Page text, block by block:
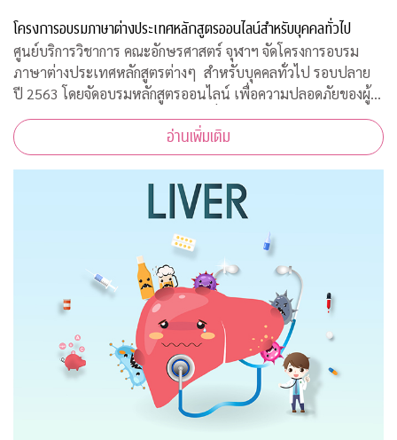
โครงการอบรมภาษาต่างประเทศหลักสูตรออนไลน์สำหรับบุคคลทั่วไป
ศูนย์บริการวิชาการ คณะอักษรศาสตร์ จุฬาฯ จัดโครงการอบรม
ภาษาต่างประเทศหลักสูตรต่างๆ สำหรับบุคคลทั่วไป รอบปลาย
ปี 2563 โดยจัดอบรมหลักสูตรออนไลน์ เพื่อความปลอดภัยของผู้
สอนและผู้เข้าร่วมการอบรมทุกคนเนื่องจากสถานการณ์โควิด-19
ทำให้ไม่สามารถจัดอบรมในห้องเรียนรูป
อ่านเพิ่มเติม